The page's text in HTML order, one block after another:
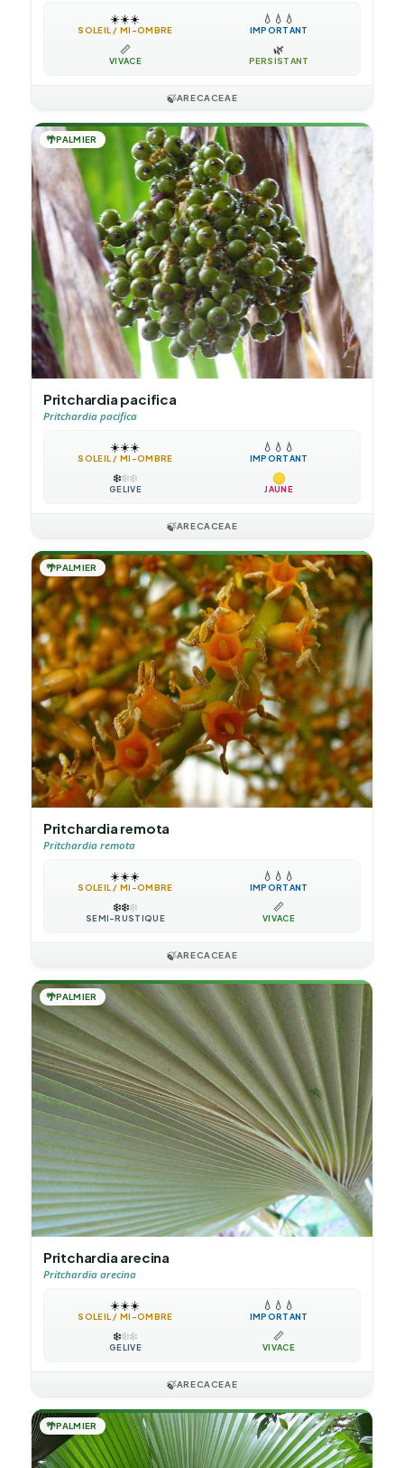
☀️☀️☀️
SOLEIL / MI-OMBRE
💧 💧 💧
IMPORTANT
📏
VIVACE
🌿
PERSISTANT
🍃ARECACEAE
🌴PALMIER
Pritchardia pacifica
Pritchardia pacifica
☀️☀️☀️
SOLEIL / MI-OMBRE
💧 💧 💧
IMPORTANT
❄️❄️❄️
GÉLIVE JAUNE
🍃ARECACEAE
🌴PALMIER
Pritchardia remota
Pritchardia remota
☀️☀️☀️
SOLEIL / MI-OMBRE
💧 💧 💧
IMPORTANT
❄️❄️❄️
SEMI-RUSTIQUE
📏
VIVACE
🍃ARECACEAE
🌴PALMIER
Pritchardia arecina
Pritchardia arecina
☀️☀️☀️
SOLEIL / MI-OMBRE
💧 💧 💧
IMPORTANT
❄️❄️❄️
GÉLIVE
📏
VIVACE
🍃ARECACEAE
🌴PALMIER